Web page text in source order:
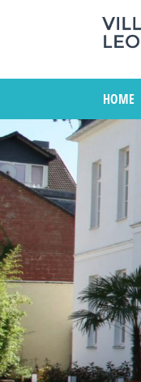
HOME